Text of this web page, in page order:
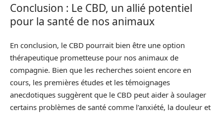
Conclusion : Le CBD, un allié potentiel
pour la santé de nos animaux
En conclusion, le CBD pourrait bien être une option
thérapeutique prometteuse pour nos animaux de
compagnie. Bien que les recherches soient encore en
cours, les premières études et les témoignages
anecdotiques suggèrent que le CBD peut aider à soulager
certains problèmes de santé comme l’anxiété, la douleur et